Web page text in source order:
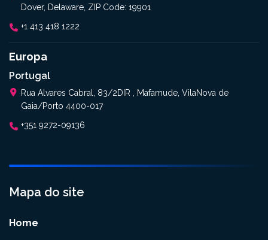
Dover, Delaware, ZIP Code: 19901
+1 413 418 1222
Europa
Portugal
Rua Alvares Cabral, 83/2DIR , Mafamude, VilaNova de
Gaia/Porto 4400-017
+351 9272-09136
Mapa do site
Home